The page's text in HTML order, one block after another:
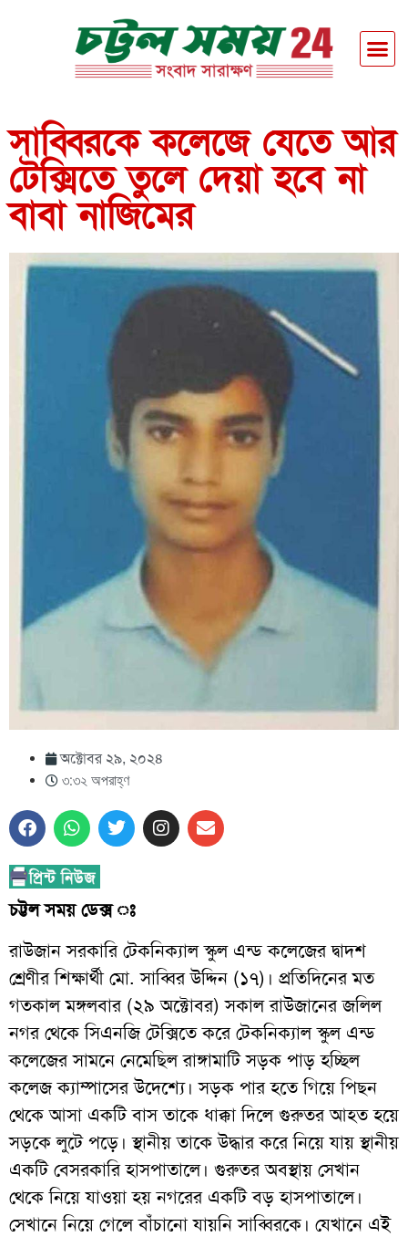
সাব্বিরকে কলেজে যেতে আর
টেক্সিতে তুলে দেয়া হবে না
বাবা নাজিমের
অক্টোবর ২৯, ২০২৪
৩:৩২ অপরাহ্ণ
চট্টল সময় ডেক্স ঃ
রাউজান সরকারি টেকনিক্যাল স্কুল এন্ড কলেজের দ্বাদশ
শ্রেণীর শিক্ষার্থী মো. সাব্বির উদ্দিন (১৭)। প্রতিদিনের মত
গতকাল মঙ্গলবার (২৯ অক্টোবর) সকাল রাউজানের জলিল
নগর থেকে সিএনজি টেক্সিতে করে টেকনিক্যাল স্কুল এন্ড
কলেজের সামনে নেমেছিল রাঙ্গামাটি সড়ক পাড় হচ্ছিল
কলেজ ক্যাম্পাসের উদেশ্যে। সড়ক পার হতে গিয়ে পিছন
থেকে আসা একটি বাস তাকে ধাক্কা দিলে গুরুতর আহত হয়ে
সড়কে লুটে পড়ে। স্থানীয় তাকে উদ্ধার করে নিয়ে যায় স্থানীয়
একটি বেসরকারি হাসপাতালে। গুরুতর অবস্থায় সেখান
থেকে নিয়ে যাওয়া হয় নগরের একটি বড় হাসপাতালে।
সেখানে নিয়ে গেলে বাঁচানো যায়নি সাব্বিরকে। যেখানে এই